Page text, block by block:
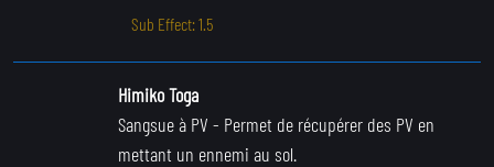
Sub Effect: 1.5
Himiko Toga
Sangsue à PV - Permet de récupérer des PV en
mettant un ennemi au sol.